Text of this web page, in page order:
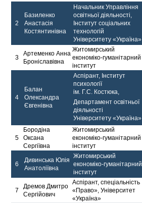
2
Базиленко
Анастасія
Костянтинівна
Начальник Управління
освітньої діяльності,
Інститут соціальних
технологій
Університету «Україна»
3
Артеменко Анна
Броніславівна
Житомирський
економіко-гуманітарний
інститут
4
Балан
Олександра
Євгенівна
Аспірант, Інститут
психології
ім. Г.С. Костюка,
Департамент освітньої
діяльності
Університету «Україна»
5
Бородіна
Оксана
Сергіївна
Житомирський
економіко-гуманітарний
інститут
6
Дивинська Юлія
Анатоліївна
Житомирський
економіко-гуманітарний
інститут
7
Дремов Дмитро
Сергійович
Аспірант, спеціальність
«Право», Університет
«Україна»